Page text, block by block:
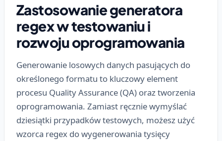
Zastosowanie generatora
regex w testowaniu i
rozwoju oprogramowania
Generowanie losowych danych pasujących do
określonego formatu to kluczowy element
procesu Quality Assurance (QA) oraz tworzenia
oprogramowania. Zamiast ręcznie wymyślać
dziesiątki przypadków testowych, możesz użyć
wzorca regex do wygenerowania tysięcy